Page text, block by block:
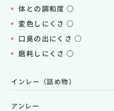
体との調和度 ○
変色しにくさ ○
口臭の出にくさ ○
磨耗しにくさ ○
インレー（詰め物）
アンレー